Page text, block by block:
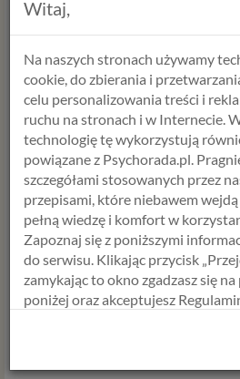
Listy do Mikołaja
Mikołajkami, aby dzieci
czas na
Ale Mikołajki to nie
Możesz też
prezent. Jeśli nie wiesz
wyjątkowego,
Witaj,
Na naszych stronach używamy
cookie, do zbierania i
celu personalizowania treści i
ruchu na stronach i w Internecie.
technologię tę wykorzystują
powiązane z Psychorada.pl.
szczegółami stosowanych przez
przepisami, które niebawem wejdą
pełną wiedzę i komfort w
Zapoznaj się z poniższymi
do serwisu. Klikając przycisk
zamykając to okno zgadzasz się
poniżej oraz akceptujesz